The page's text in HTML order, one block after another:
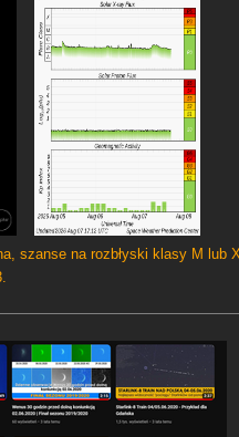
szanse na rozbłyski klasy M lub